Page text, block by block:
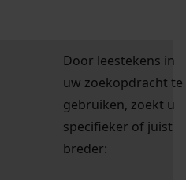
Door leestekens in
uw zoekopdracht te
gebruiken, zoekt u
specifieker of juist
breder: